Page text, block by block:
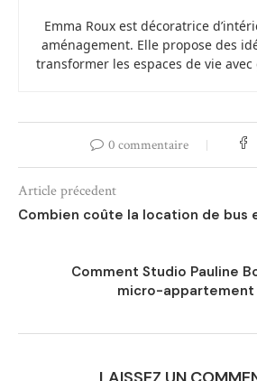
Emma Roux est décoratrice
aménagement. Elle propose des
transformer les espaces de vie
0 commentaire
Article précedent
Combien coûte la location de bus
Comment Studio Pauline
micro-appartement